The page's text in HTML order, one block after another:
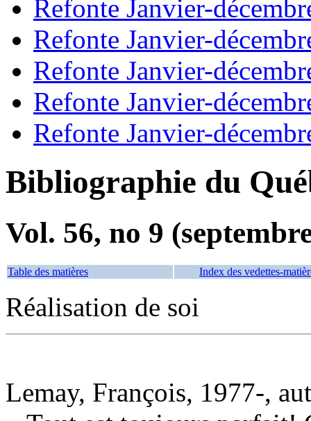
Refonte Janvier-
Refonte Janvier-
Refonte Janvier-
Refonte Janvier-
Refonte Janvier-
Bibliographie du
Vol. 56, no 9
Table des matières Index des vedettes-
Réalisation de soi
Lemay, François, 1977-,